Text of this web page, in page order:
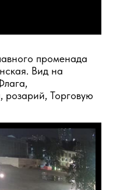
променада
Вид на
Торговую